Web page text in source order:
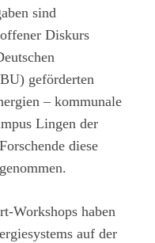
sind
Diskurs
geförderten
– kommunale
Lingen der
diese
Workshops haben
auf der